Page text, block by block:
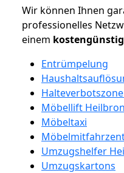
Wir können Ihnen
professionelles
einem
Entrümpelung
Möbellift
Möbeltaxi
Umzugshelfer
Umzugskartons